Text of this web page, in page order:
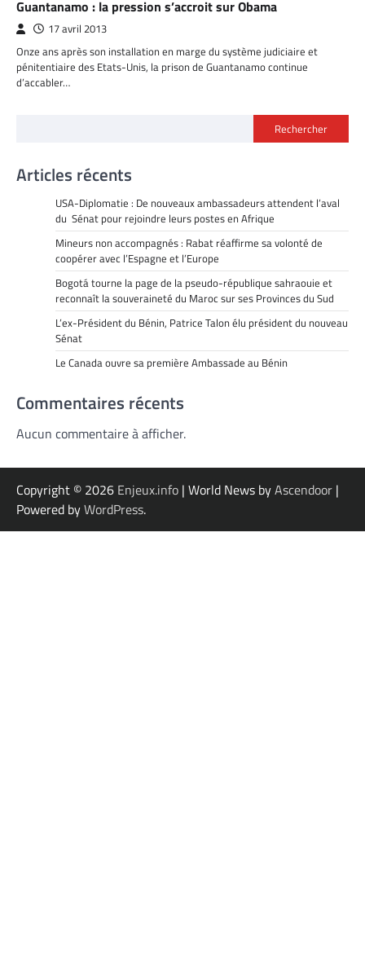
Guantanamo : la pression s’accroit sur Obama
17 avril 2013
Onze ans après son installation en marge du système judiciaire et
pénitentiaire des Etats-Unis, la prison de Guantanamo continue
d’accabler…
Rechercher
Articles récents
USA-Diplomatie : De nouveaux ambassadeurs attendent l’aval
du Sénat pour rejoindre leurs postes en Afrique
Mineurs non accompagnés : Rabat réaffirme sa volonté de
coopérer avec l’Espagne et l’Europe
Bogotá tourne la page de la pseudo-république sahraouie et
reconnaît la souveraineté du Maroc sur ses Provinces du Sud
L’ex-Président du Bénin, Patrice Talon élu président du nouveau
Sénat
Le Canada ouvre sa première Ambassade au Bénin
Commentaires récents
Aucun commentaire à afficher.
Copyright © 2026 Enjeux.info | World News byAscendoor |
Powered byWordPress.